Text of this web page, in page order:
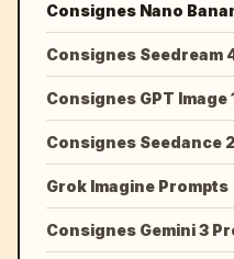
Consignes Nano
Consignes Seedream
Consignes GPT Image
Consignes Seedance
Grok Imagine Prompts
Consignes Gemini 3